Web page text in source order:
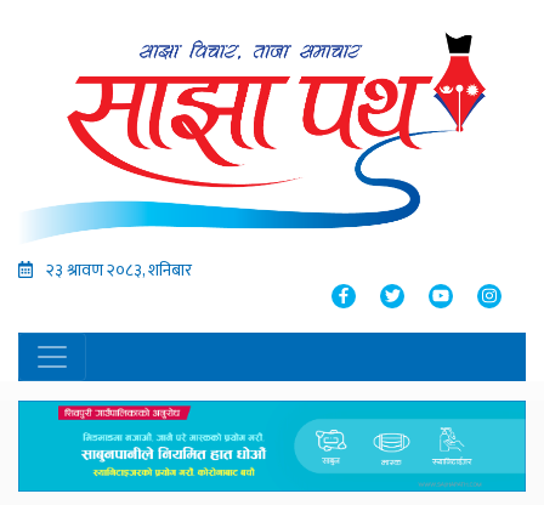
२३ श्रावण २०८३, शनिबार